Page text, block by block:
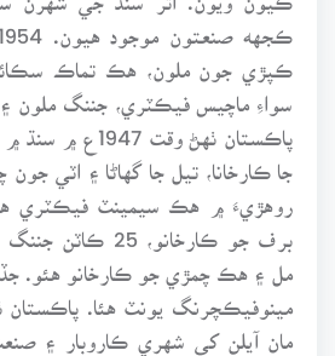
ڪپڙي جون ملون، هڪ تماڪ
سواءِ ماچيس فيڪٽري، جننگ ملون
پاڪستان ٺهڻ وقت
جا ڪارخانا، تيل جا گهاڻا ۽ اٽي
روهڙيءَ ۾ هڪ سيمينٽ فيڪٽري
برف جو ڪارخانو،
مينوفيڪچرنگ يونٽ هئا. پاڪستان
مان آيلن کي شهري ڪاروبار ۽